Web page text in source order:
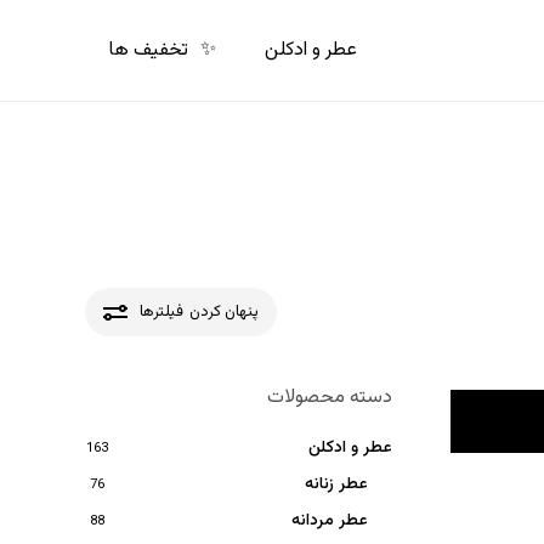
عطر و ادکلن ✨ تخفیف ها
پنهان کردن فیلترها
دسته محصولات
عطر و ادکلن 163
عطر زنانه 76
عطر مردانه 88